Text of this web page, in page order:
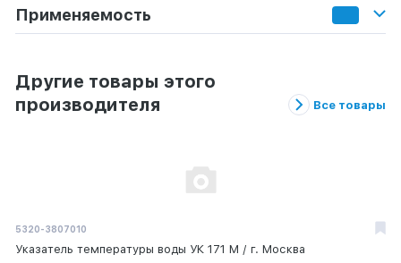
Применяемость
Другие товары этого
производителя
5320-3807010
Указатель температуры воды УК 171 М / г. Москва
К65115-3408054-15
Трубка ГУР ( средняя ) на ГУР 65115 (-15) /КМД
14-1702064
Шток вилки 2-3 передачи / ОАО КамАЗ
Все товары